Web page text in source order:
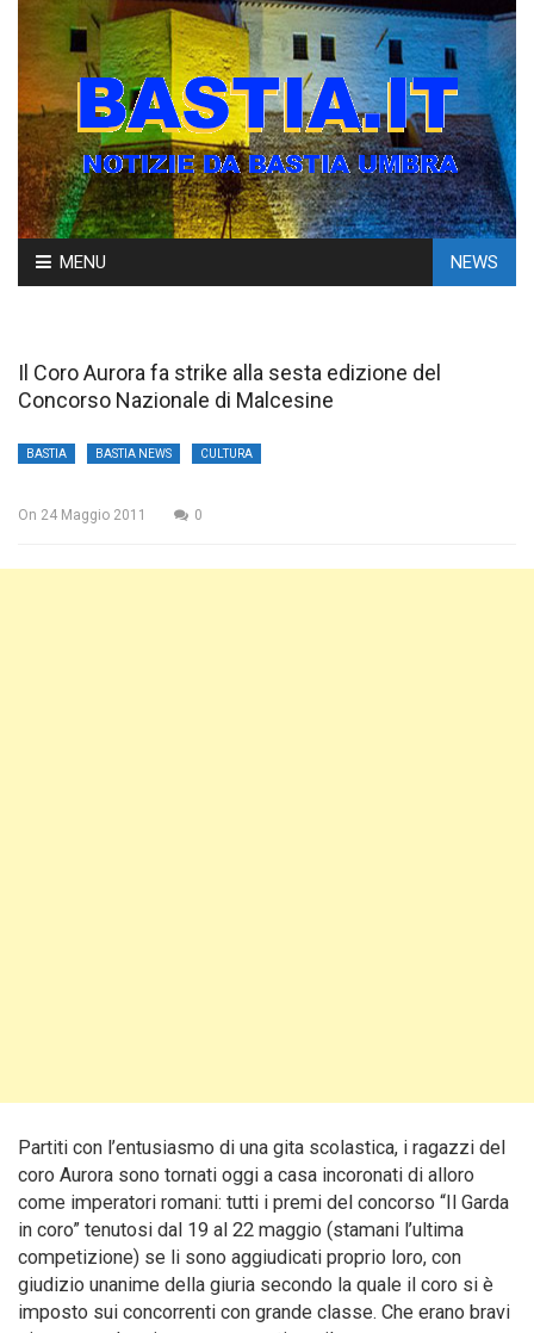
Skip
to
MENU NEWS
Il Coro Aurora fa strike alla sesta edizione del
Concorso Nazionale di Malcesine
BASTIA BASTIA NEWS CULTURA
On 24 Maggio 2011 0
Partiti con l’entusiasmo di una gita scolastica, i ragazzi del
coro Aurora sono tornati oggi a casa incoronati di alloro
come imperatori romani: tutti i premi del concorso “Il Garda
in coro” tenutosi dal 19 al 22 maggio (stamani l’ultima
competizione) se li sono aggiudicati proprio loro, con
giudizio unanime della giuria secondo la quale il coro si è
imposto sui concorrenti con grande classe. Che erano bravi